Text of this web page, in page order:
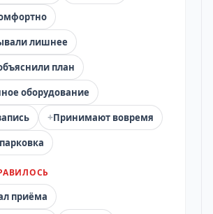
лишнее
план
оборудование
+Принимают вовремя
приёма